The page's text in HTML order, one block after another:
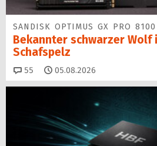
SANDISK OPTIMUS GX PRO 8100
Bekannter schwarzer Wolf
Schafspelz
55 Kommentare
05.08.2026